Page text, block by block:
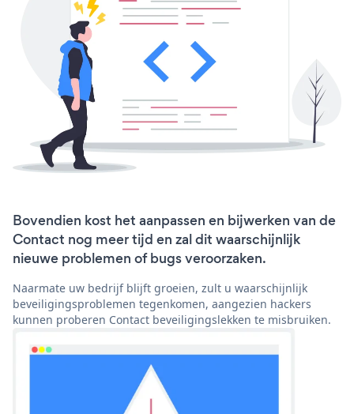
Bovendien kost het aanpassen en bijwerken van de
Contact nog meer tijd en zal dit waarschijnlijk
nieuwe problemen of bugs veroorzaken.
Naarmate uw bedrijf blijft groeien, zult u waarschijnlijk
beveiligingsproblemen tegenkomen, aangezien hackers
kunnen proberen Contact beveiligingslekken te misbruiken.